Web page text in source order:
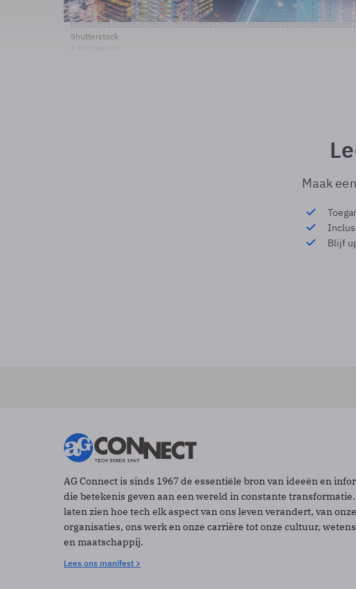
Shutterstock
Maak
Blijf
AG Connect is sinds 1967 de essentiële bron van ideeën en
die betekenis geven aan een wereld in constante
laten zien hoe tech elk aspect van ons leven verandert, van onze
organisaties, ons werk en onze carrière tot onze cultuur,
en maatschappij.
Lees ons manifest >